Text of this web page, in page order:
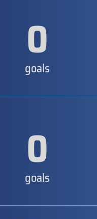
0
goals
0
goals